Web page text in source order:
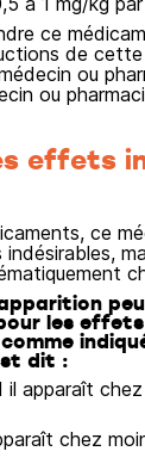
ce
de
ou
ou
effets
ce
les
dit :
il apparaît
chez